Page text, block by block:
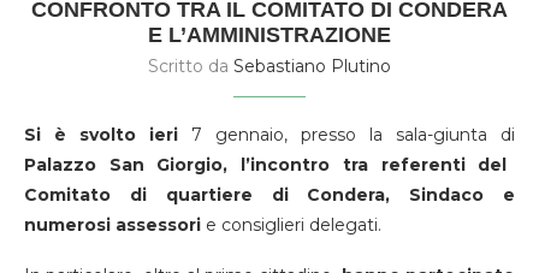
CONFRONTO TRA IL COMITATO DI CONDERA
E L’AMMINISTRAZIONE
Scritto da Sebastiano Plutino
Si è svolto ieri 7 gennaio, presso la sala-giunta di
Palazzo San Giorgio, l’incontro tra referenti del
Comitato di quartiere di Condera, Sindaco e
numerosi assessori e consiglieri delegati.